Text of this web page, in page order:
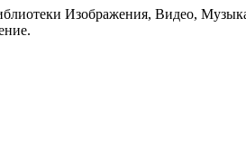
Изображения, Видео,